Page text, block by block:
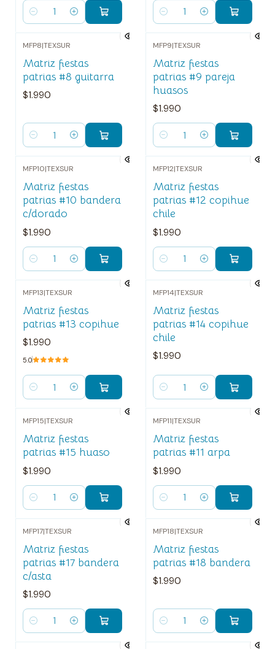
Cantidad Cantidad
MFP8|TEXSUR
Matriz fiestas
patrias #8 guitarra
$1.990
Cantidad
MFP9|TEXSUR
Matriz fiestas
patrias #9 pareja
huasos
$1.990
Cantidad
MFP10|TEXSUR
Matriz fiestas
patrias #10 bandera
c/dorado
$1.990
Cantidad
MFP12|TEXSUR
Matriz fiestas
patrias #12 copihue
chile
$1.990
Cantidad
MFP13|TEXSUR
Matriz fiestas
patrias #13 copihue
$1.990
5.0
Cantidad
MFP14|TEXSUR
Matriz fiestas
patrias #14 copihue
chile
$1.990
Cantidad
MFP15|TEXSUR
Matriz fiestas
patrias #15 huaso
$1.990
Cantidad
MFP11|TEXSUR
Matriz fiestas
patrias #11 arpa
$1.990
Cantidad
MFP17|TEXSUR
Matriz fiestas
patrias #17 bandera
c/asta
$1.990
Cantidad
MFP18|TEXSUR
Matriz fiestas
patrias #18 bandera
$1.990
Cantidad